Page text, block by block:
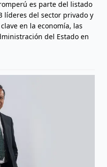
es parte del listado
líderes del sector privado y
en la economía, las
del Estado en